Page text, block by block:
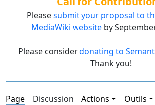
Pleasesubmit your proposal to
MediaWiki websiteby
Please considerdonating to
Thank you!
Page Discussion Actions Outils